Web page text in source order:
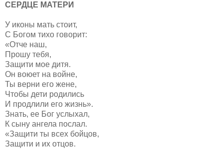
СЕРДЦЕ МАТЕРИ
У иконы мать стоит,
С Богом тихо говорит:
«Отче наш,
Прошу тебя,
Защити мое дитя.
Он воюет на войне,
Ты верни его жене,
Чтобы дети родились
И продлили его жизнь».
Знать, ее Бог услыхал,
К сыну ангела послал.
«Защити ты всех бойцов,
Защити и их отцов.